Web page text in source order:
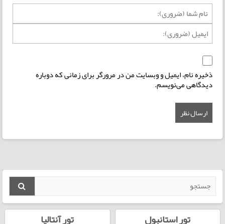
ذخیره نام، ایمیل و وبسایت من در مرورگر برای زمانی که دوباره
دیدگاهی می‌نویسم.
تور استانبول
تور آنتالیا